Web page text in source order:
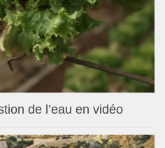
de l’eau en vidéo